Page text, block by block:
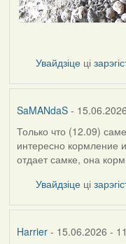
Увайдзіце ці
SaMANdaS-
Только что (12.09)
интересно кормление
отдает самке, она
Увайдзіце ці
Harrier- 15.06.2026 -